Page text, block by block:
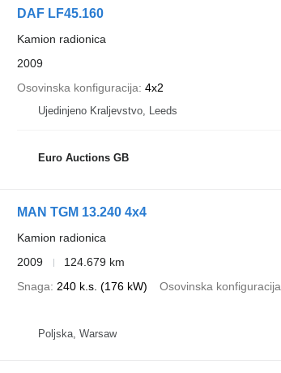
DAF LF45.160
Kamion radionica
2009
Osovinska konfiguracija 4x2
Ujedinjeno Kraljevstvo, Leeds
Euro Auctions GB
MAN TGM 13.240 4x4
Kamion radionica
2009
124.679 km
Snaga
240 k.s. (176 kW) Osovinska konfiguracija
Poljska, Warsaw